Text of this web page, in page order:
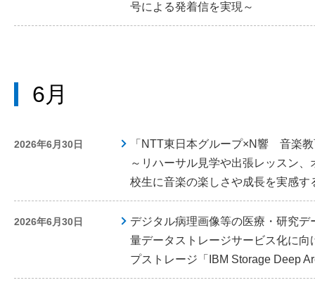
号による発着信を実現～
6月
2026年6月30日
「NTT東日本グループ×N響 音楽
～リハーサル見学や出張レッスン
校生に音楽の楽しさや成長を実感す
2026年6月30日
デジタル病理画像等の医療・研究
量データストレージサービス化に
プストレージ「IBM Storage Deep